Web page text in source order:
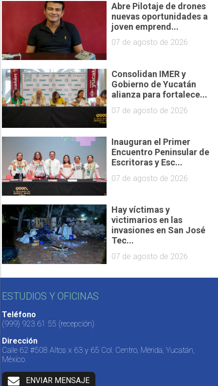
Abre Pilotaje de drones
nuevas oportunidades a
joven emprend...
07 de agosto de 2026
Consolidan IMER y
Gobierno de Yucatán
alianza para fortalece...
07 de agosto de 2026
Inauguran el Primer
Encuentro Peninsular de
Escritoras y Esc...
07 de agosto de 2026
Hay víctimas y
victimarios en las
invasiones en San José
Tec...
07 de agosto de 2026
ESTUDIOS Y OFICINAS
Teléfono
(999) 923 61 55 (recepción)
Dirección
Calle 62 #508 Altos x 63 y 65 Col. Centro, Mérida, Yucatán,
México.
ENVIAR MENSAJE